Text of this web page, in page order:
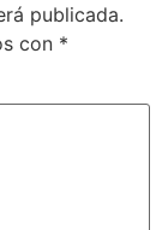
publicada.
con *